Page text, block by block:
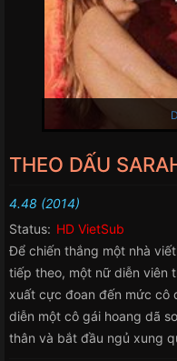
THEO DẤU
4.48 (2014)
Status: HD VietSub
Để chiến thắng một nhà
tiếp theo, một nữ diễn viên
xuất cực đoan đến mức cô
diễn một cô gái hoang dã
thân và bắt đầu ngủ xung